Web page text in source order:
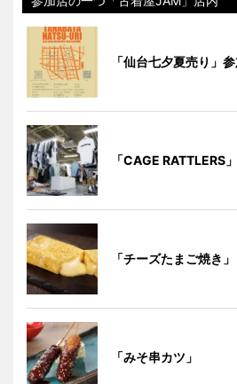
「仙台七夕夏売り」
「CAGE RATTLERS
「チーズたまご焼き」
「みそ串カツ」